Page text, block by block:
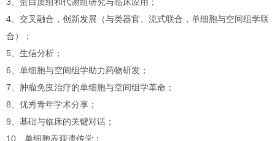
3、蛋白质组和代谢组研究与临床应用；
4、交叉融合，创新发展（与类器官、流式联合，单细胞与空间组学联
合）；
5、生信分析；
6、单细胞与空间组学助力药物研发；
7、肿瘤免疫治疗的单细胞与空间组学革命；
8、优秀青年学术分享；
9、基础与临床的关键对话；
10、单细胞表观遗传学；